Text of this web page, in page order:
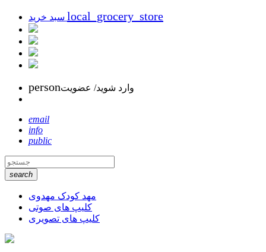
local_grocery_store
personوارد شوید/ عضویت
email
info
public
search
مهد کودک مهدوی
کلیپ های صوتی
کلیپ های تصویری